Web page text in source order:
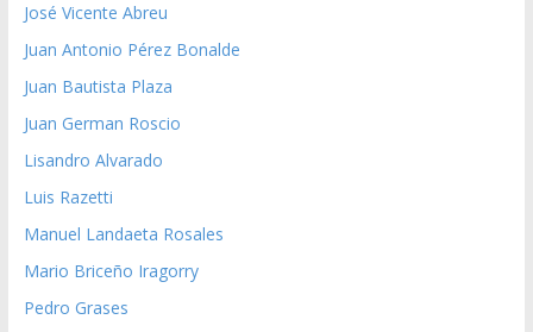
José Vicente Abreu
Juan Antonio Pérez Bonalde
Juan Bautista Plaza
Juan German Roscio
Lisandro Alvarado
Luis Razetti
Manuel Landaeta Rosales
Mario Briceño Iragorry
Pedro Grases